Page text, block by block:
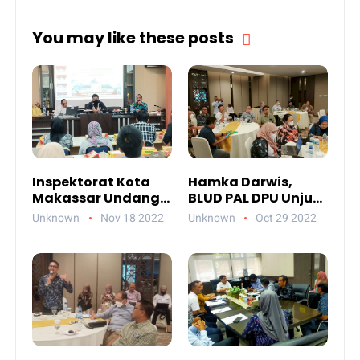
You may like these posts
Inspektorat Kota
Makassar Undang
Dinas PU Sosialisasi
Unknown Nov 18 2022
Hamka Darwis,
BLUD PAL DPU Unjuk
Gigi di Batam
Unknown Oct 29 2022